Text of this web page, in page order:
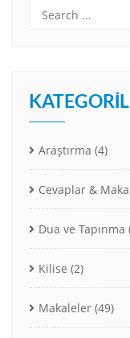
Araştırma (4)
Cevaplar &
Dua ve Tapınma
Kilise (2)
Makaleler (49)